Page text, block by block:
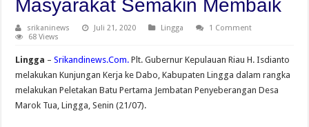
Masyarakat Semakin Membaik
srikaninews Juli 21, 2020 Lingga
1 Comment
68 Views
Lingga –Srikandinews.Com. Plt. Gubernur Kepulauan Riau H. Isdianto
melakukan Kunjungan Kerja ke Dabo, Kabupaten Lingga dalam rangka
melakukan Peletakan Batu Pertama Jembatan Penyeberangan Desa
Marok Tua, Lingga, Senin (21/07).